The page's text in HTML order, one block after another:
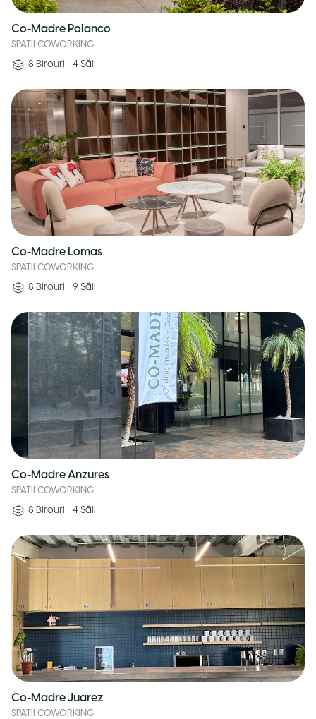
Co-Madre Polanco
SPATII COWORKING
8 Birouri • 4 Săli
Co-Madre Lomas
SPATII COWORKING
8 Birouri • 9 Săli
Co-Madre Anzures
SPATII COWORKING
8 Birouri • 4 Săli
Co-Madre Juarez
SPATII COWORKING